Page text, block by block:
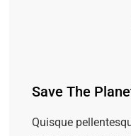
Save The
Quisque